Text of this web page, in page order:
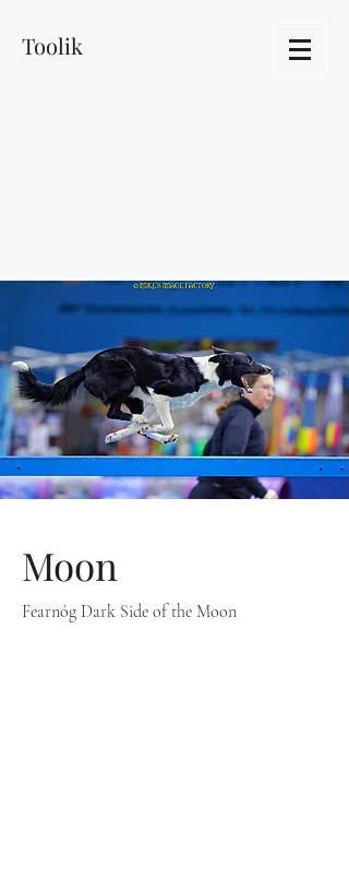
Toolik
Moon
Fearnóg Dark Side of the Moon